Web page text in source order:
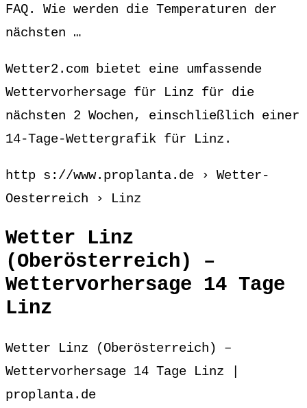
FAQ. Wie werden die Temperaturen der
nächsten …
Wetter2.com bietet eine umfassende
Wettervorhersage für Linz für die
nächsten 2 Wochen, einschließlich einer
14-Tage-Wettergrafik für Linz.
http s://www.proplanta.de › Wetter-
Oesterreich › Linz
Wetter Linz
(Oberösterreich) –
Wettervorhersage 14 Tage
Linz
Wetter Linz (Oberösterreich) –
Wettervorhersage 14 Tage Linz |
proplanta.de